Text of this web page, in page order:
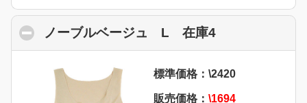
ノーブルベージュ L 在庫4click to
標準価格：\2420
販売価格： \1694